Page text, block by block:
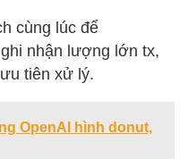
cùng lúc để
nhận lượng lớn tx,
tiên xử lý.
OpenAI hình donut,